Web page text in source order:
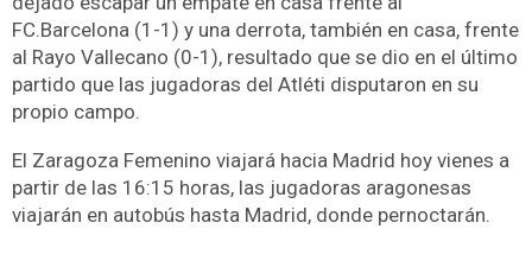
FC.Barcelona (1-1) y una derrota, también en casa, frente
al Rayo Vallecano (0-1), resultado que se dio en el último
partido que las jugadoras del Atléti disputaron en su
propio campo.
El Zaragoza Femenino viajará hacia Madrid hoy vienes a
partir de las 16:15 horas, las jugadoras aragonesas
viajarán en autobús hasta Madrid, donde pernoctarán.